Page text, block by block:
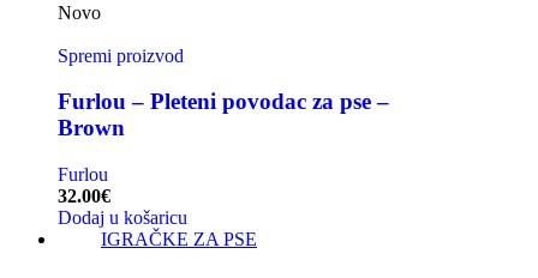
Novo
Spremi proizvod
Furlou – Pleteni povodac za pse –
Brown
Furlou
32.00€
Dodaj u košaricu
IGRAČKE ZA PSE